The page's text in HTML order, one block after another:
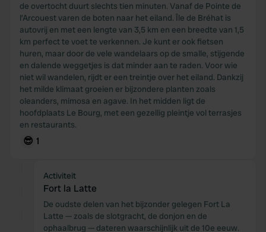
de overtocht duurt slechts tien minuten. Vanaf de Pointe de
l’Arcouest varen de boten naar het eiland. Île de Bréhat is
autovrij en met een lengte van 3,5 km en een breedte van 1,5
km perfect te voet te verkennen. Je kunt er ook fietsen
huren, maar door de vele wandelaars op de smalle, stijgende
en dalende weggetjes is dat minder aan te raden. Voor wie
niet wil wandelen, rijdt er een treintje over het eiland. Dankzij
het milde klimaat groeien er bijzondere planten zoals
oleanders, mimosa en agave. In het midden ligt de
hoofdplaats Le Bourg, met een gezellig pleintje vol terrasjes
en restaurants.
😎 1
Activiteit
Fort la Latte
De oudste delen van het bijzonder gelegen Fort La
Latte — zoals de slotgracht, de donjon en de
ophaalbrug — dateren waarschijnlijk uit de 10e eeuw.